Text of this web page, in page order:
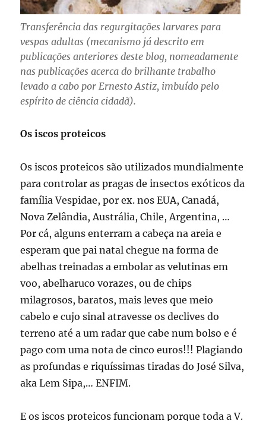
Transferência das regurgitações larvares para
vespas adultas (mecanismo já descrito em
publicações anteriores deste blog, nomeadamente
nas publicações acerca do brilhante trabalho
levado a cabo por Ernesto Astiz, imbuído pelo
espírito de ciência cidadã).
Os iscos proteicos
Os iscos proteicos são utilizados mundialmente
para controlar as pragas de insectos exóticos da
família Vespidae, por ex. nos EUA, Canadá,
Nova Zelândia, Austrália, Chile, Argentina, …
Por cá, alguns enterram a cabeça na areia e
esperam que pai natal chegue na forma de
abelhas treinadas a embolar as velutinas em
voo, abelharuco vorazes, ou de chips
milagrosos, baratos, mais leves que meio
cabelo e cujo sinal atravesse os declives do
terreno até a um radar que cabe num bolso e é
pago com uma nota de cinco euros!!! Plagiando
as profundas e riquíssimas tiradas do José Silva,
aka Lem Sipa,… ENFIM.
E os iscos proteicos funcionam porque toda a V.